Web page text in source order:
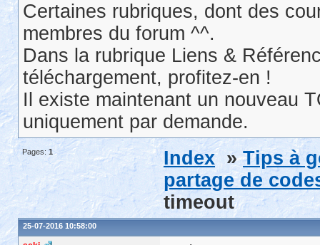
Certaines rubriques, dont des
membres du forum ^^.
Dans la rubrique Liens &
téléchargement, profitez-en !
Il existe maintenant un nouveau
uniquement par demande.
Pages: 1 Index »Tips à
partage de
timeout
25-07-2016 10:58:00